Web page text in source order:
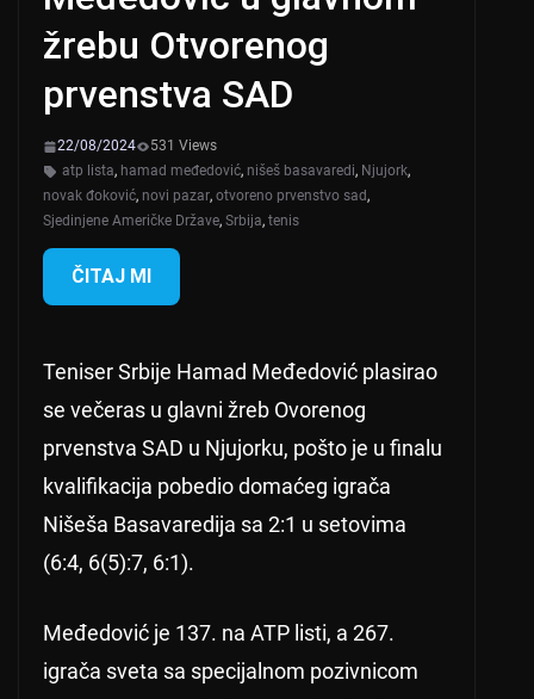
žrebu Otvorenog
prvenstva SAD
22/08/2024
531 Views
atp lista, hamad međedović, nišeš basavaredi, Njujork,
novak đoković, novi pazar, otvoreno prvenstvo sad,
Sjedinjene Američke Države, Srbija, tenis
ČITAJ MI
Teniser Srbije Hamad Međedović plasirao
se večeras u glavni žreb Ovorenog
prvenstva SAD u Njujorku, pošto je u finalu
kvalifikacija pobedio domaćeg igrača
Nišeša Basavaredija sa 2:1 u setovima
(6:4, 6(5):7, 6:1).
Međedović je 137. na ATP listi, a 267.
igrača sveta sa specijalnom pozivnicom